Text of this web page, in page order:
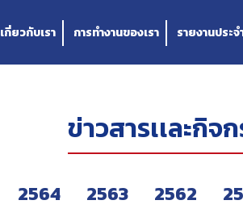
เกี่ยวกับเรา การทำงานของเรา รายงานประจ
ข่าวสารเเละกิจ
2564 2563 2562